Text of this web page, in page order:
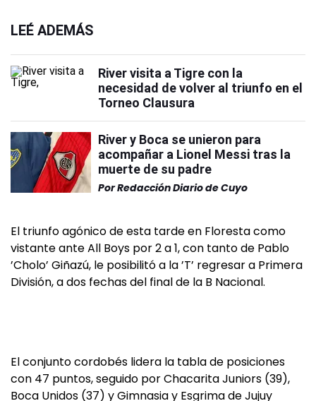
LEÉ ADEMÁS
River visita a Tigre con la
necesidad de volver al triunfo en el
Torneo Clausura
River y Boca se unieron para
acompañar a Lionel Messi tras la
muerte de su padre
PorRedacción Diario de Cuyo
El triunfo agónico de esta tarde en Floresta como
vistante ante All Boys por 2 a 1, con tanto de Pablo
’Cholo’ Giñazú, le posibilitó a la ’T’ regresar a Primera
División, a dos fechas del final de la B Nacional.
El conjunto cordobés lidera la tabla de posiciones
con 47 puntos, seguido por Chacarita Juniors (39),
Boca Unidos (37) y Gimnasia y Esgrima de Jujuy